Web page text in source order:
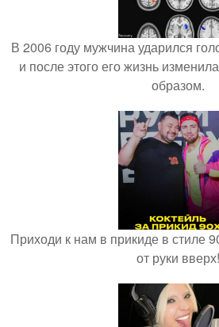
В 2006 году мужчина ударился
и после этого его жизнь
образом.
Приходи к нам в прикиде в стиле
от руки вверх!